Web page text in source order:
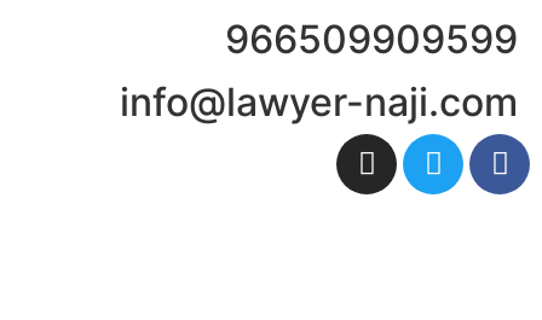
info@lawyer-